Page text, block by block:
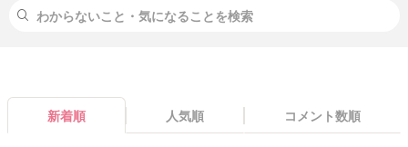
新着順 人気順 コメント数順